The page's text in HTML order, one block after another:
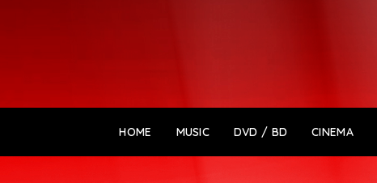
HOME MUSIC DVD / BD CINEMA